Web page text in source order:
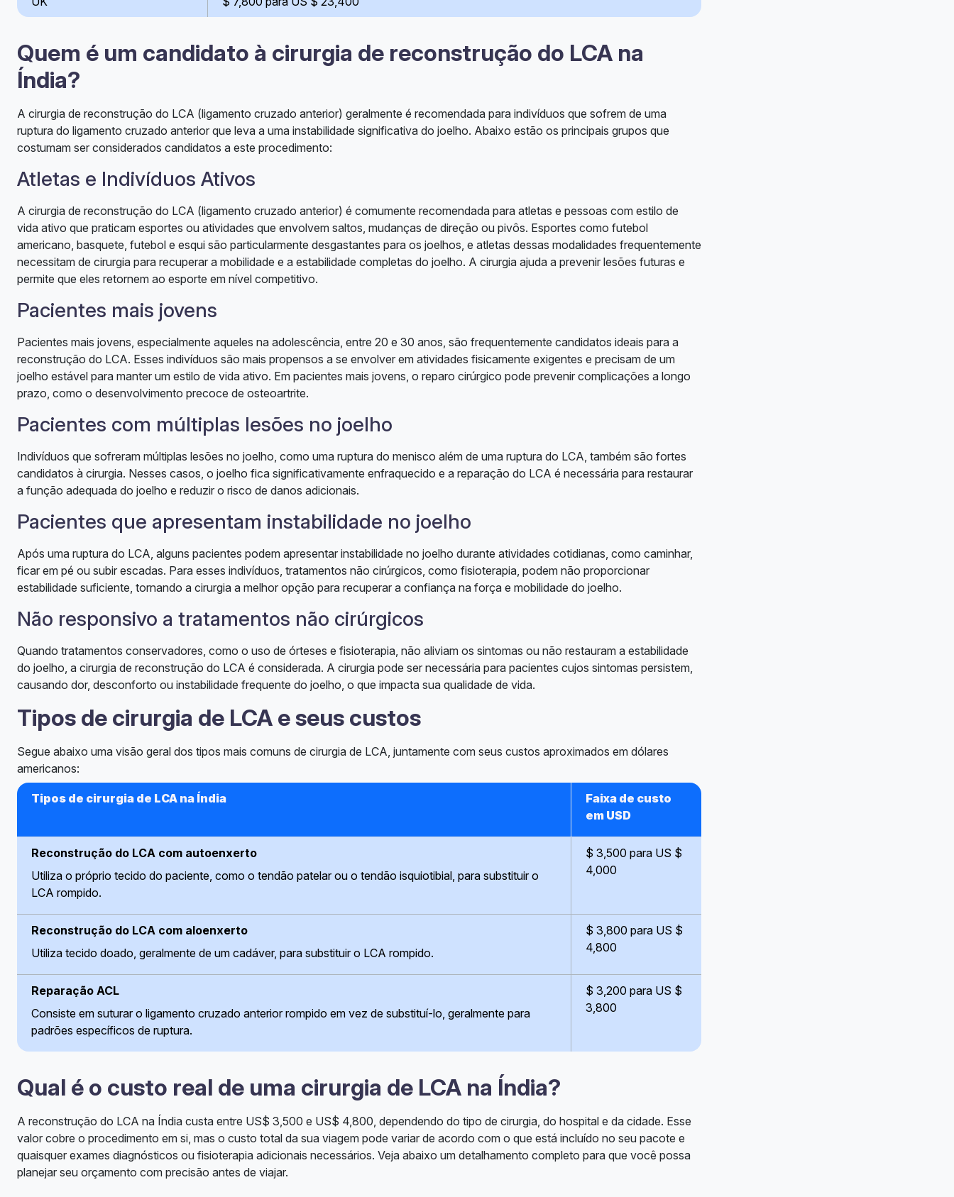
Quem é um candidato à cirurgia de reconstrução do LCA na
Índia?
A cirurgia de reconstrução do LCA (ligamento cruzado anterior) geralmente é recomendada para indivíduos que sofrem de uma
ruptura do ligamento cruzado anterior que leva a uma instabilidade significativa do joelho. Abaixo estão os principais grupos que
costumam ser considerados candidatos a este procedimento:
Atletas e Indivíduos Ativos
A cirurgia de reconstrução do LCA (ligamento cruzado anterior) é comumente recomendada para atletas e pessoas com estilo de
vida ativo que praticam esportes ou atividades que envolvem saltos, mudanças de direção ou pivôs. Esportes como futebol
americano, basquete, futebol e esqui são particularmente desgastantes para os joelhos, e atletas dessas modalidades frequentemente
necessitam de cirurgia para recuperar a mobilidade e a estabilidade completas do joelho. A cirurgia ajuda a prevenir lesões futuras e
permite que eles retornem ao esporte em nível competitivo.
Pacientes mais jovens
Pacientes mais jovens, especialmente aqueles na adolescência, entre 20 e 30 anos, são frequentemente candidatos ideais para a
reconstrução do LCA. Esses indivíduos são mais propensos a se envolver em atividades fisicamente exigentes e precisam de um
joelho estável para manter um estilo de vida ativo. Em pacientes mais jovens, o reparo cirúrgico pode prevenir complicações a longo
prazo, como o desenvolvimento precoce de osteoartrite.
Pacientes com múltiplas lesões no joelho
Indivíduos que sofreram múltiplas lesões no joelho, como uma ruptura do menisco além de uma ruptura do LCA, também são fortes
candidatos à cirurgia. Nesses casos, o joelho fica significativamente enfraquecido e a reparação do LCA é necessária para restaurar
a função adequada do joelho e reduzir o risco de danos adicionais.
Pacientes que apresentam instabilidade no joelho
Após uma ruptura do LCA, alguns pacientes podem apresentar instabilidade no joelho durante atividades cotidianas, como caminhar,
ficar em pé ou subir escadas. Para esses indivíduos, tratamentos não cirúrgicos, como fisioterapia, podem não proporcionar
estabilidade suficiente, tornando a cirurgia a melhor opção para recuperar a confiança na força e mobilidade do joelho.
Não responsivo a tratamentos não cirúrgicos
Quando tratamentos conservadores, como o uso de órteses e fisioterapia, não aliviam os sintomas ou não restauram a estabilidade
do joelho, a cirurgia de reconstrução do LCA é considerada. A cirurgia pode ser necessária para pacientes cujos sintomas persistem,
causando dor, desconforto ou instabilidade frequente do joelho, o que impacta sua qualidade de vida.
Tipos de cirurgia de LCA e seus custos
Segue abaixo uma visão geral dos tipos mais comuns de cirurgia de LCA, juntamente com seus custos aproximados em dólares
americanos:
Tipos de cirurgia de LCA na Índia
Faixa de custo
em USD
Reconstrução do LCA com autoenxerto
Utiliza o próprio tecido do paciente, como o tendão patelar ou o tendão isquiotibial, para substituir o
LCA rompido.
$ 3,500 para US $
4,000
Reconstrução do LCA com aloenxerto
Utiliza tecido doado, geralmente de um cadáver, para substituir o LCA rompido.
$ 3,800 para US $
4,800
Reparação ACL
Consiste em suturar o ligamento cruzado anterior rompido em vez de substituí-lo, geralmente para
padrões específicos de ruptura.
$ 3,200 para US $
3,800
Qual é o custo real de uma cirurgia de LCA na Índia?
A reconstrução do LCA na Índia custa entre US$ 3,500 e US$ 4,800, dependendo do tipo de cirurgia, do hospital e da cidade. Esse
valor cobre o procedimento em si, mas o custo total da sua viagem pode variar de acordo com o que está incluído no seu pacote e
quaisquer exames diagnósticos ou fisioterapia adicionais necessários. Veja abaixo um detalhamento completo para que você possa
planejar seu orçamento com precisão antes de viajar.